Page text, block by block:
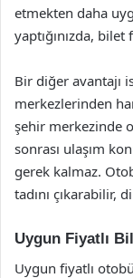
etmekten daha
yaptığınızda,
Bir diğer avantajı
merkezlerinden
şehir merkezinde
sonrası ulaşım
gerek kalmaz.
tadını çıkarabilir,
Uygun Fiyatlı
Uygun fiyatlı